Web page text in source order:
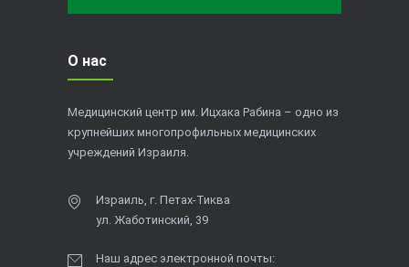
О нас
Медицинский центр им. Ицхака Рабина – одно из
крупнейших многопрофильных медицинских
учреждений Израиля.
Израиль, г. Петах-Тиква
ул. Жаботинский, 39
Наш адрес электронной почты: